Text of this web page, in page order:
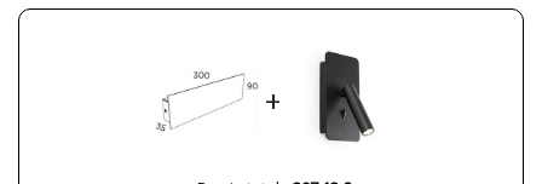
Plazo de Envío
2200lm
+